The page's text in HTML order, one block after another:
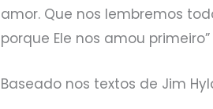
amor. Que nos lembremos
porque Ele nos amou primeiro”
Baseado nos textos de Jim